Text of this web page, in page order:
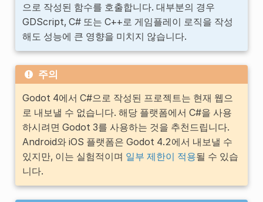
으로 작성된 함수를 호출합니다. 대부분의 경우
GDScript, C# 또는 C++로 게임플레이 로직을 작성
해도 성능에 큰 영향을 미치지 않습니다.
주의
Godot 4에서 C#으로 작성된 프로젝트는 현재 웹으
로 내보낼 수 없습니다. 해당 플랫폼에서 C#을 사용
하시려면 Godot 3를 사용하는 것을 추천드립니다.
Android와 iOS 플랫폼은 Godot 4.2에서 내보낼 수
있지만, 이는 실험적이며 일부 제한이 적용될 수 있습
니다.